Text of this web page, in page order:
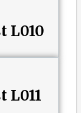
L010
L011